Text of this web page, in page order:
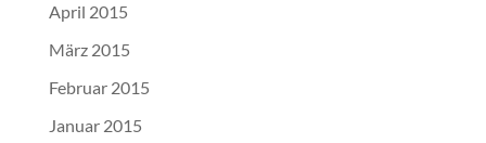
April 2015
März 2015
Februar 2015
Januar 2015